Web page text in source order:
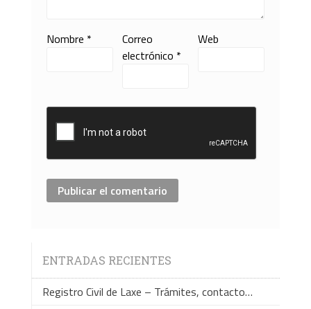
Nombre *
Correo
electrónico *
Web
ENTRADAS RECIENTES
Registro Civil de Laxe – Trámites, contacto…